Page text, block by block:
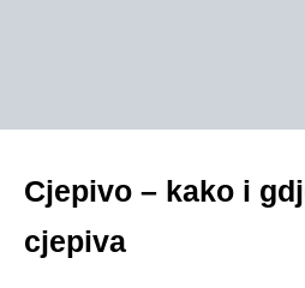
Cjepivo – kako i
cjepiva